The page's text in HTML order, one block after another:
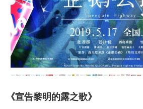
《宣告黎明的露之歌》